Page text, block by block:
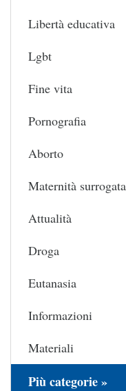
Libertà educativa
Lgbt
Fine vita
Pornografia
Aborto
Maternità surrogata
Attualità
Droga
Eutanasia
Informazioni
Materiali
Più categorie »